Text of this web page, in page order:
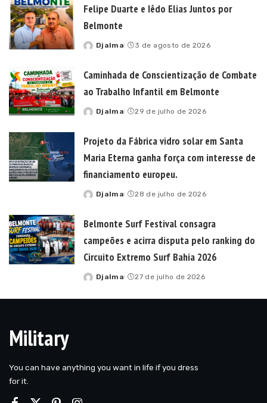
Felipe Duarte e Iêdo Elias Juntos por
Belmonte
Posted
Djalma 3 de agosto de 2026
Caminhada de Conscientização de Combate
ao Trabalho Infantil em Belmonte
Posted
Djalma 29 de julho de 2026
Projeto da Fábrica vidro solar em Santa
Maria Eterna ganha força com interesse de
financiamento europeu.
Posted
Djalma 28 de julho de 2026
Belmonte Surf Festival consagra
campeões e acirra disputa pelo ranking do
Circuito Extremo Surf Bahia 2026
Posted
Djalma 27 de julho de 2026
Military
You can have anything you want in life if you dress
for it.